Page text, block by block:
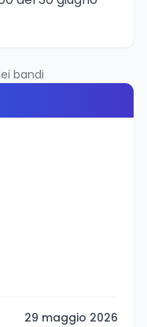
bandi
29 maggio 2026